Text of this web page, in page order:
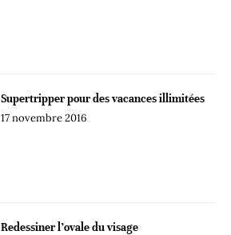
Supertripper pour des vacances illimitées
17 novembre 2016
Redessiner l’ovale du visage